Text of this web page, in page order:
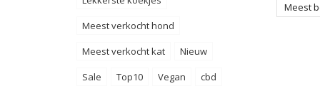
Meest verkocht hond
Meest verkocht kat
Nieuw
Sale
Top10 Vegan cbd
Meest